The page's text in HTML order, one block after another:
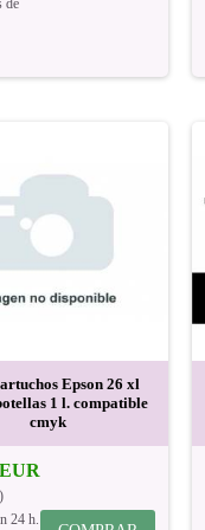
Epson 26 xl
1 l. compatible
cmyk
24 h.